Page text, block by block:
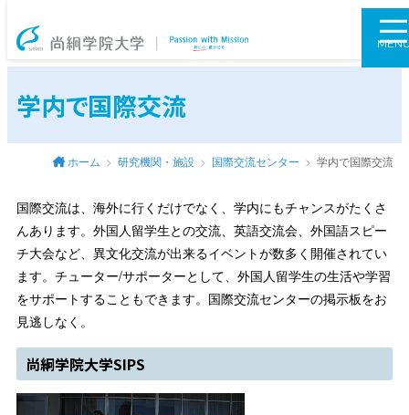
尚絅学院大学
学内で国際交流
ホーム 研究機関・施設 国際交流センター 学内で国際交流
国際交流は、海外に行くだけでなく、学内にもチャンスがたくさ
んあります。外国人留学生との交流、英語交流会、外国語スピー
チ大会など、異文化交流が出来るイベントが数多く開催されてい
ます。チューター/サポーターとして、外国人留学生の生活や学習
をサポートすることもできます。国際交流センターの掲示板をお
見逃しなく。
尚絅学院大学SIPS